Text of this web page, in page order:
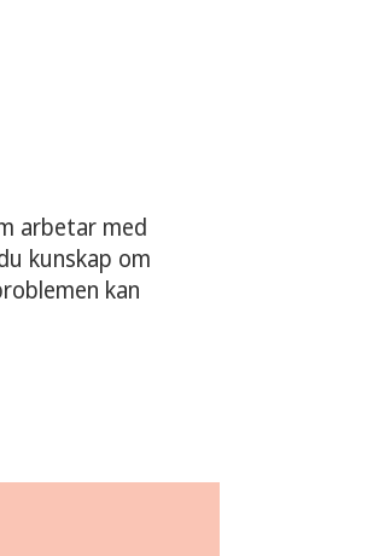
arbetar med
kunskap om
kan